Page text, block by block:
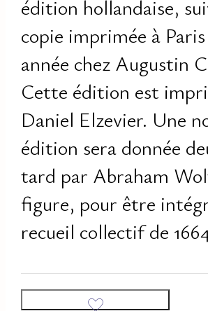
édition hollandaise,
copie imprimée à
année chez Augustin
Cette édition est
Daniel Elzevier. Une
édition sera donnée
tard par Abraham
figure, pour être
recueil collectif de